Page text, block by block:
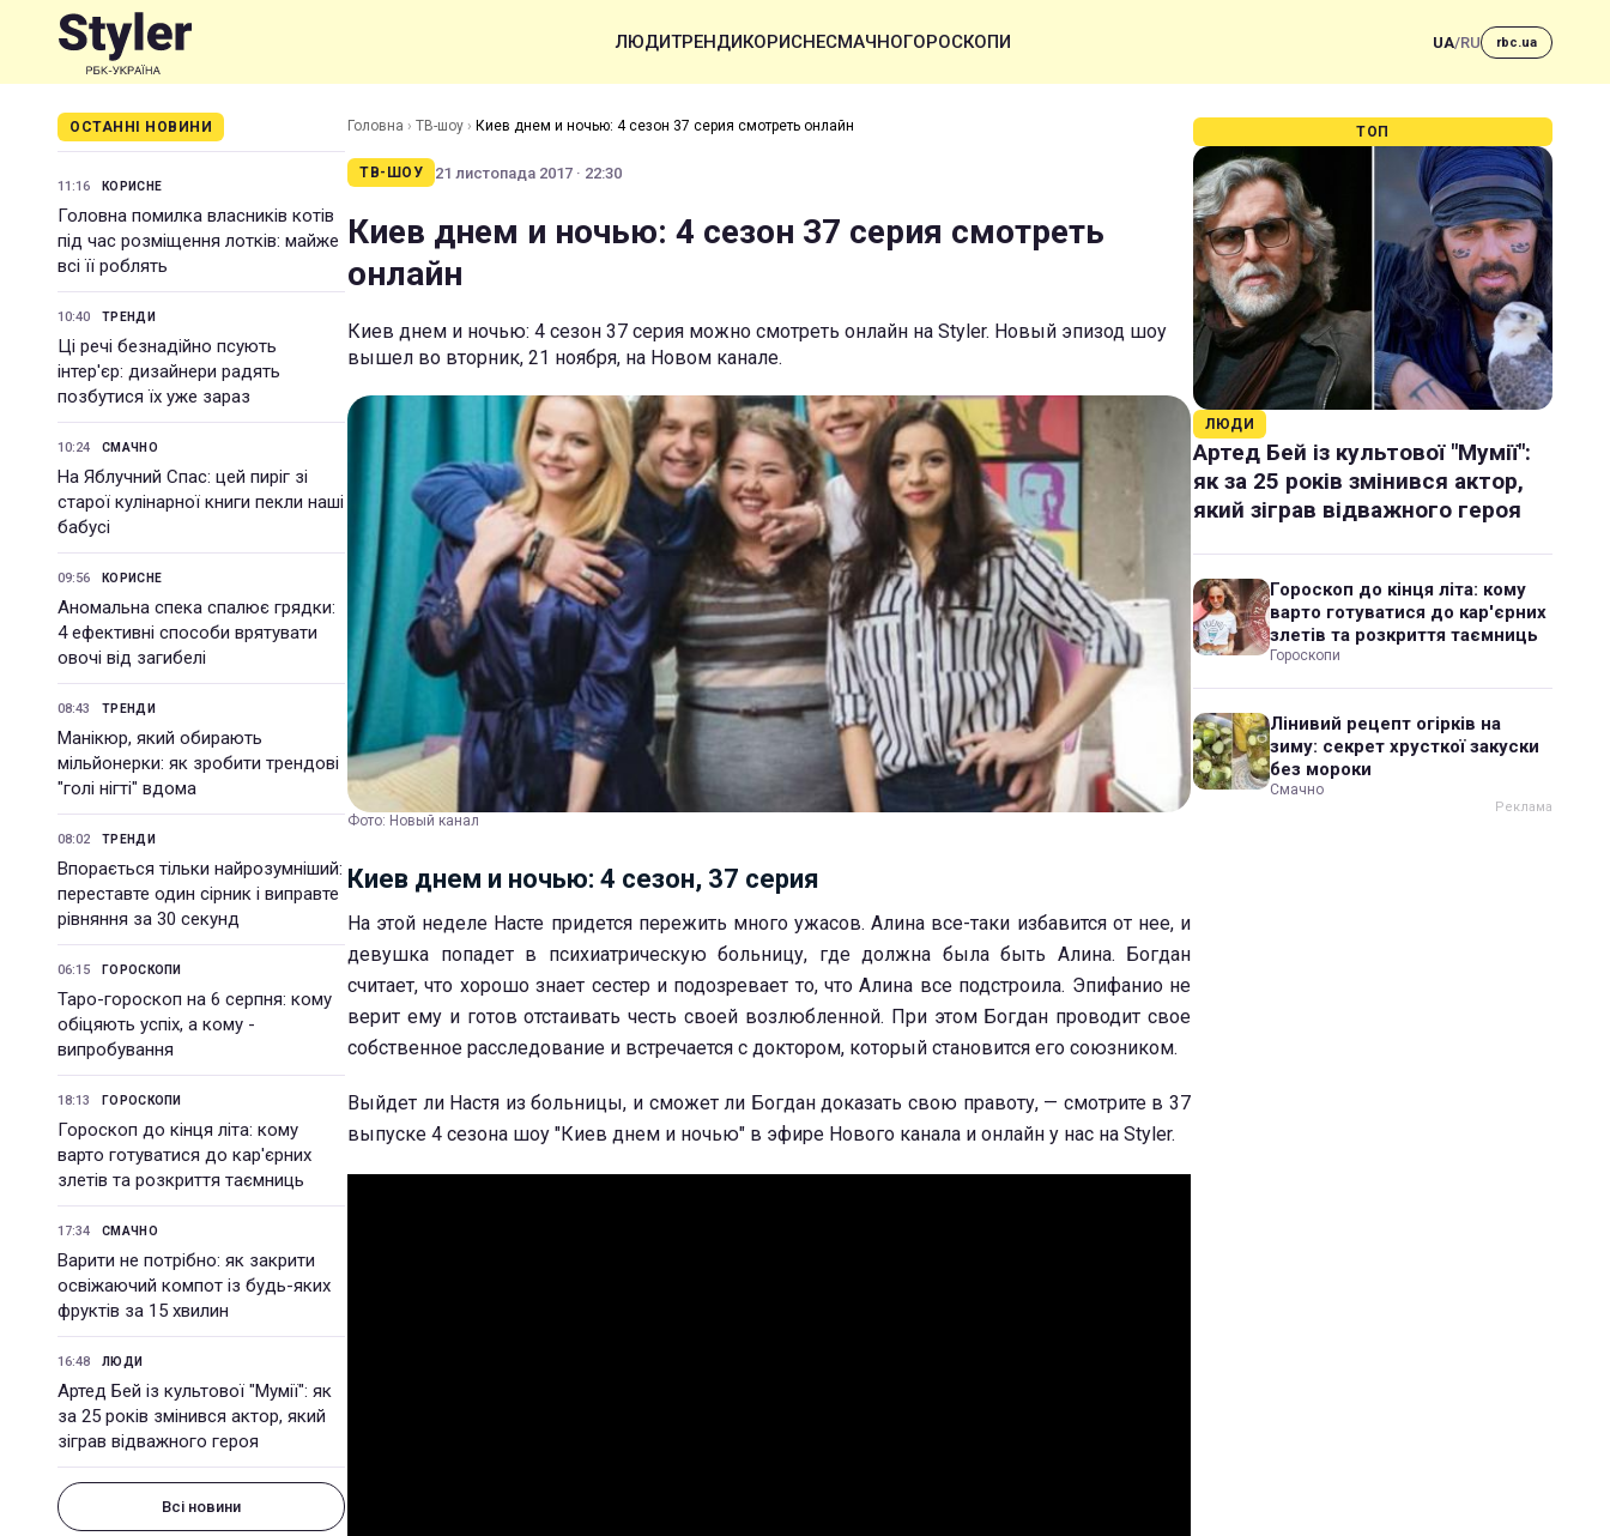
ЛЮДИТРЕНДИКОРИСНЕСМАЧНОГОРОСКОПИ UA/RU rbc.ua
ОСТАННІ НОВИНИ
11:16 КОРИСНЕ
Головна помилка власників котів
під час розміщення лотків: майже
всі її роблять
10:40 ТРЕНДИ
Ці речі безнадійно псують
інтер'єр: дизайнери радять
позбутися їх уже зараз
10:24 СМАЧНО
На Яблучний Спас: цей пиріг зі
старої кулінарної книги пекли наші
бабусі
09:56 КОРИСНЕ
Аномальна спека спалює грядки:
4 ефективні способи врятувати
овочі від загибелі
08:43 ТРЕНДИ
Манікюр, який обирають
мільйонерки: як зробити трендові
"голі нігті" вдома
08:02 ТРЕНДИ
Впорається тільки найрозумніший:
переставте один сірник і виправте
рівняння за 30 секунд
06:15 ГОРОСКОПИ
Таро-гороскоп на 6 серпня: кому
обіцяють успіх, а кому -
випробування
18:13 ГОРОСКОПИ
Гороскоп до кінця літа: кому
варто готуватися до кар'єрних
злетів та розкриття таємниць
17:34 СМАЧНО
Варити не потрібно: як закрити
освіжаючий компот із будь-яких
фруктів за 15 хвилин
16:48 ЛЮДИ
Артед Бей із культової "Мумії": як
за 25 років змінився актор, який
зіграв відважного героя
Всі новини
Головна › ТВ-шоу › Киев днем и ночью: 4 сезон 37 серия смотреть онлайн
ТВ-ШОУ 21 листопада 2017 · 22:30
Киев днем и ночью: 4 сезон 37 серия смотреть
онлайн
Киев днем и ночью: 4 сезон 37 серия можно смотреть онлайн на Styler. Новый эпизод шоу
вышел во вторник, 21 ноября, на Новом канале.
Фото: Новый канал
Киев днем и ночью: 4 сезон, 37 серия
На этой неделе Насте придется пережить много ужасов. Алина все-таки избавится от нее, и
девушка попадет в психиатрическую больницу, где должна была быть Алина. Богдан
считает, что хорошо знает сестер и подозревает то, что Алина все подстроила. Эпифанио не
верит ему и готов отстаивать честь своей возлюбленной. При этом Богдан проводит свое
собственное расследование и встречается с доктором, который становится его союзником.
Выйдет ли Настя из больницы, и сможет ли Богдан доказать свою правоту, — смотрите в 37
выпуске 4 сезона шоу "Киев днем и ночью" в эфире Нового канала и онлайн у нас на Styler.
ТОП
ЛЮДИ
Артед Бей із культової "Мумії":
як за 25 років змінився актор,
який зіграв відважного героя
Гороскоп до кінця літа: кому
варто готуватися до кар'єрних
злетів та розкриття таємниць
Гороскопи
Лінивий рецепт огірків на
зиму: секрет хрусткої закуски
без мороки
Смачно